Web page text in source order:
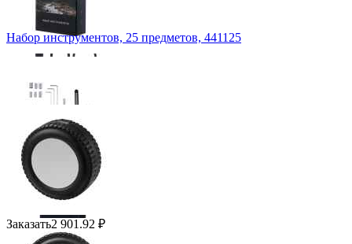
Набор инструментов, 25 предметов, 441125
Заказать2 901.92 ₽